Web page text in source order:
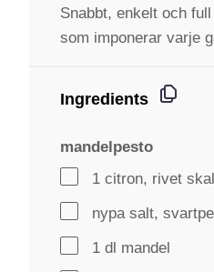
Snabbt, enkelt och
som imponerar varje
Ingredients
mandelpesto
1 citron, rivet
nypa salt,
1 dl mandel